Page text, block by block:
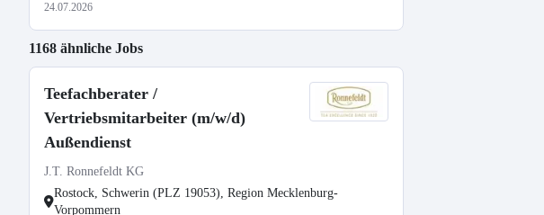
24.07.2026
1168 ähnliche Jobs
Teefachberater /
Vertriebsmitarbeiter (m/w/d)
Außendienst
J.T. Ronnefeldt KG
Rostock, Schwerin (PLZ 19053), Region Mecklenburg-
Vorpommern